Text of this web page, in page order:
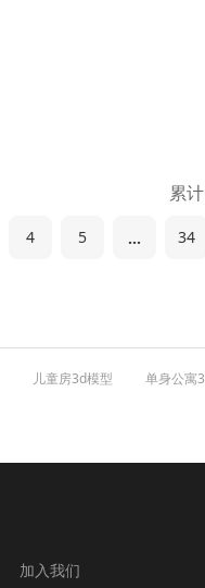
累
4 5 … 34
儿童房3d模型 单身公寓
加入我们